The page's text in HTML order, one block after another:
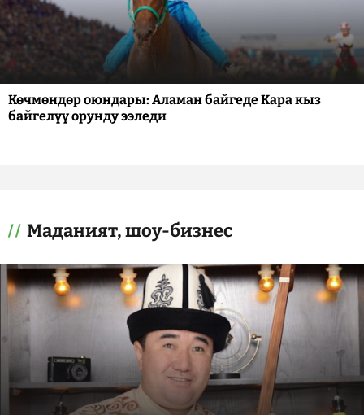
Көчмөндөр оюндары: Аламан байгеде Кара кыз
байгелүү орунду ээледи
Маданият, шоу-бизнес